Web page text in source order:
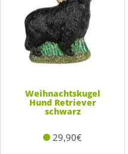
Weihnachtskugel
Hund Retriever
schwarz
29,90€